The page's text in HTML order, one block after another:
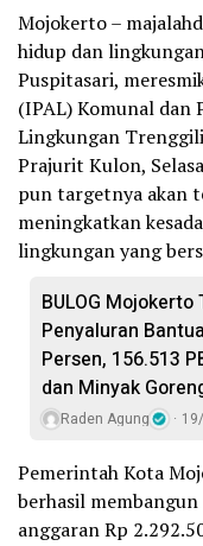
Mojokerto –
hidup dan
Puspitasari,
(IPAL) Komunal dan
Lingkungan
Prajurit Kulon,
pun targetnya akan
meningkatkan
lingkungan yang
BULOG Mojokerto
Penyaluran
Persen, 156.513
dan Minyak
Raden Agung
Pemerintah Kota
berhasil
anggaran Rp